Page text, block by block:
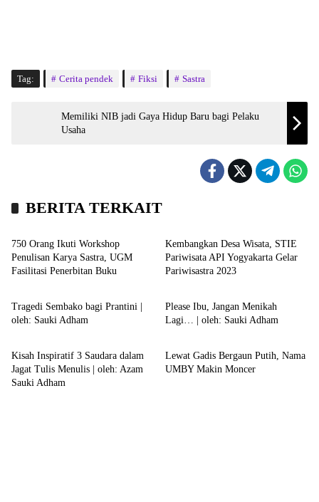
Tag: Cerita pendek Fiksi Sastra
Memiliki NIB jadi Gaya Hidup Baru bagi Pelaku
Usaha
BERITA TERKAIT
Kampus
750 Orang Ikuti Workshop
Penulisan Karya Sastra, UGM
Fasilitasi Penerbitan Buku
Kembangkan Desa Wisata, STIE
Pariwisata API Yogyakarta Gelar
Pariwisastra 2023
Tragedi Sembako bagi Prantini |
oleh: Sauki Adham
Please Ibu, Jangan Menikah
Lagi… | oleh: Sauki Adham
Kisah Inspiratif 3 Saudara dalam
Jagat Tulis Menulis | oleh: Azam
Sauki Adham
Kampus
Lewat Gadis Bergaun Putih, Nama
UMBY Makin Moncer